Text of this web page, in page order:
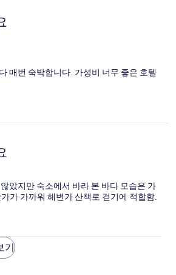
매번 숙박합니다. 가성비 너무 좋은 호텔
았지만 숙소에서 바라 본 바다 모습은 가
가 가까워 해변가 산책로 걷기에 적합함.
기